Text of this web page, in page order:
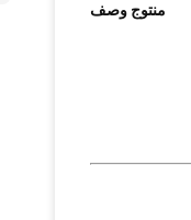
منتوج وصف